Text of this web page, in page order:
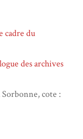
cadre du
des archives
cote :